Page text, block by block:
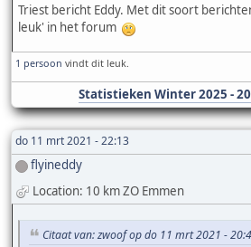
Triest bericht Eddy. Met dit soort
leuk' in het forum
1 persoon vindt dit leuk.
Statistieken Winter 2025 -
do 11 mrt 2021 - 22:13
flyineddy
Location: 10 km ZO Emmen
Citaat van: zwoof op do 11 mrt 2021 -